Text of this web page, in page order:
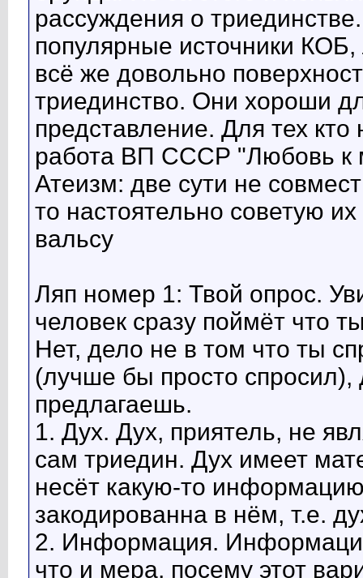
рассуждения о
популярные источники
всё же довольно
триединство. Они хороши
представление. Для тех
работа ВП СССР "Любовь к
Атеизм: две сути не
то настоятельно советую
вальсу
Ляп номер 1: Твой опрос.
человек сразу поймёт что
Нет, дело не в том что ты
(лучше бы просто спросил),
предлагаешь.
1. Дух. Дух, приятель, не
сам триедин. Дух имеет
несёт какую-то
закодированна в нём, т.е.
2. Информация. Информация
что и мера, посему этот